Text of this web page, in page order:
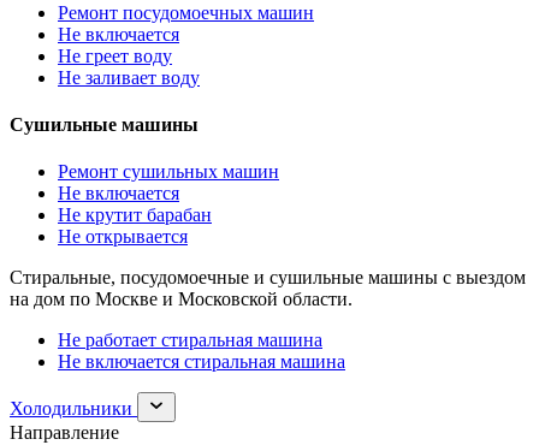
Ремонт посудомоечных машин
Не включается
Не греет воду
Не заливает воду
Сушильные машины
Ремонт сушильных машин
Не включается
Не крутит барабан
Не открывается
Стиральные, посудомоечные и сушильные машины с выездом
на дом по Москве и Московской области.
Не работает стиральная машина
Не включается стиральная машина
Холодильники
Раскрыть
раздел
Направление